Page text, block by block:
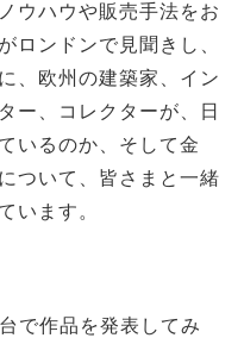
ウハウや販売手法をお
ロンドンで見聞きし、
、欧州の建築家、イン
ー、コレクターが、日
いるのか、そして金
ついて、皆さまと一緒
います。
で作品を発表してみ